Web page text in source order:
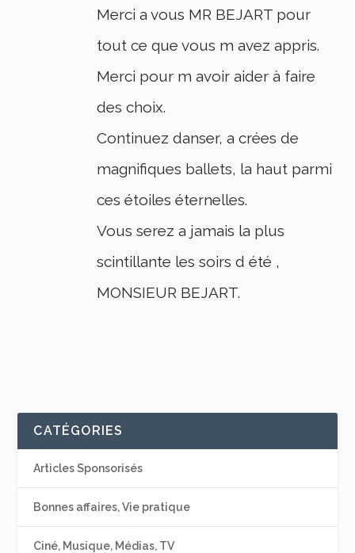
Merci a vous MR BEJART pour
tout ce que vous m avez appris.
Merci pour m avoir aider à faire
des choix.
Continuez danser, a crées de
magnifiques ballets, la haut parmi
ces étoiles éternelles.
Vous serez a jamais la plus
scintillante les soirs d été ,
MONSIEUR BEJART.
CATÉGORIES
Articles Sponsorisés
Bonnes affaires, Vie pratique
Ciné, Musique, Médias, TV